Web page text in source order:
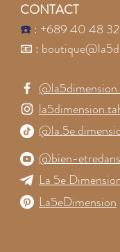
CONTACT
☎️: +689 40 48
📧 :
@bien-
La 5e
La5eDimension